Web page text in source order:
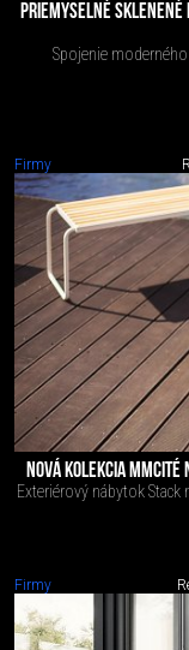
PRIEMYSELNÉ SKLENENÉ
Spojenie
Firmy
NOVÁ KOLEKCIA MMCITÉ
Exteriérový nábytok
Firmy